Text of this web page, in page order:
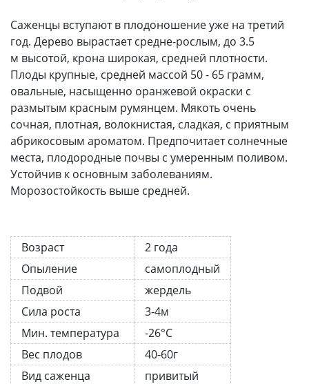
Саженцы вступают в плодоношение уже на третий
год. Дерево вырастает средне-рослым, до 3.5
м высотой, крона широкая, средней плотности.
Плоды крупные, средней массой 50 - 65 грамм,
овальные, насыщенно оранжевой окраски с
размытым красным румянцем. Мякоть очень
сочная, плотная, волокнистая, сладкая, с приятным
абрикосовым ароматом. Предпочитает солнечные
места, плодородные почвы с умеренным поливом.
Устойчив к основным заболеваниям.
Морозостойкость выше средней.
Возраст
2 года
Опыление
самоплодный
Подвой
жердель
Сила роста
3-4м
Мин. температура
-26°C
Вес плодов
40-60г
Вид саженца
привитый